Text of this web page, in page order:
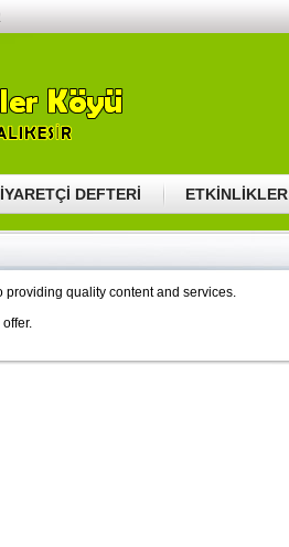
VİDEOLAR
DEFTERİ ETKİNLİKLER
providing quality content and services.